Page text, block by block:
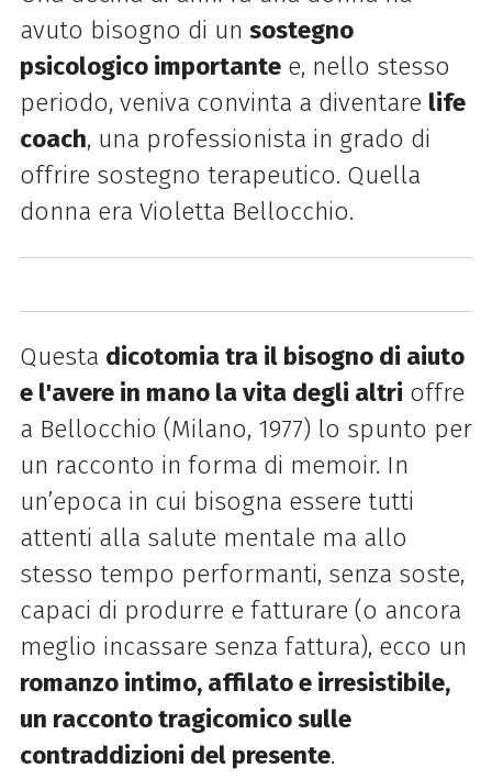
avuto bisogno di un sostegno
psicologico importantee, nello stesso
periodo, veniva convinta a diventare life
coach, una professionista in grado di
offrire sostegno terapeutico. Quella
donna era Violetta Bellocchio.
Questa dicotomia tra il bisogno di aiuto
e l'avere in mano la vita degli altri offre
a Bellocchio (Milano, 1977) lo spunto per
un racconto in forma di memoir. In
un’epoca in cui bisogna essere tutti
attenti alla salute mentale ma allo
stesso tempo performanti, senza soste,
capaci di produrre e fatturare (o ancora
meglio incassare senza fattura), ecco un
romanzo intimo, affilato e irresistibile,
un racconto tragicomico sulle
contraddizioni del presente.